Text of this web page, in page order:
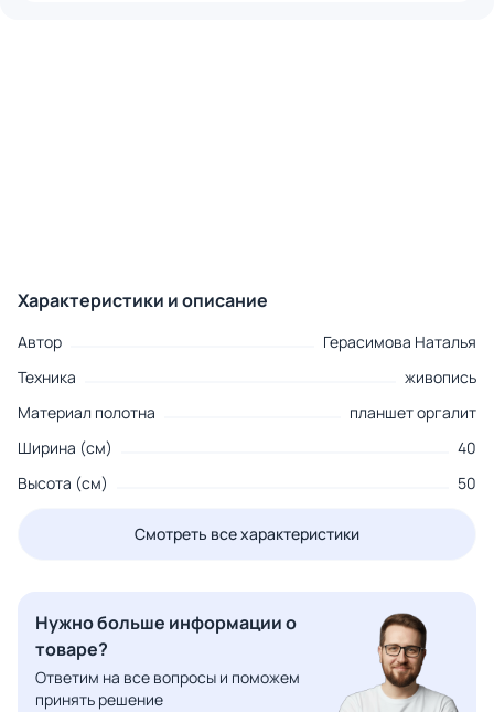
Характеристики и описание
Автор
Герасимова Наталья
Техника
живопись
Материал полотна
планшет оргалит
Ширина (см)
40
Высота (см)
50
Смотреть все характеристики
Нужно больше информации о
товаре?
Ответим на все вопросы и поможем
принять решение